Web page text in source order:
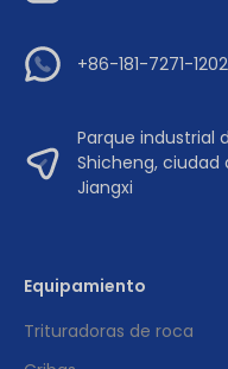
+86-181-7271-1202
Parque industrial
Shicheng, ciudad
Jiangxi
Equipamiento
Trituradoras de roca